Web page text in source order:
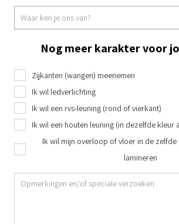
Nog meer karakter voor
Zijkanten (wangen) meenemen
Ik wil ledverlichting
Ik wil een rvs-leuning (rond of vierkant)
Ik wil een houten leuning (in dezelfde kleur
Ik wil mijn overloop of vloer in de zelfde
lamineren